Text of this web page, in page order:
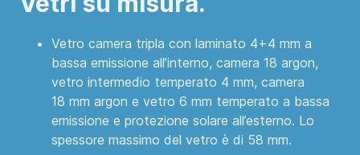
Vetro camera tripla con laminato 4+4 mm a
bassa emissione all’interno, camera 18 argon,
vetro intermedio temperato 4 mm, camera
18 mm argon e vetro 6 mm temperato a bassa
emissione e protezione solare all’esterno. Lo
spessore massimo del vetro è di 58 mm.